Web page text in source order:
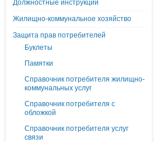
Должностные инструкции
Жилищно-коммунальное хозяйство
Защита прав потребителей
Буклеты
Памятки
Справочник потребителя жилищно-
коммунальных услуг
Справочник потребителя с
обложкой
Справочник потребителя услуг
связи